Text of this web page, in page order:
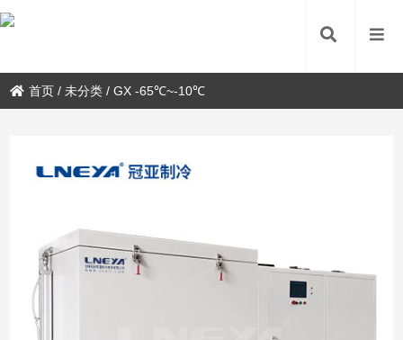
首页 /未分类 /GX -65℃~-10℃